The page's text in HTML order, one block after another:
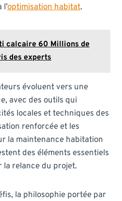
optimisation habitat.
calcaire 60 Millions de
des experts
évoluent vers une
avec des outils qui
locales et techniques des
renforcée et les
la maintenance habitation
des éléments essentiels
relance du projet.
la philosophie portée par